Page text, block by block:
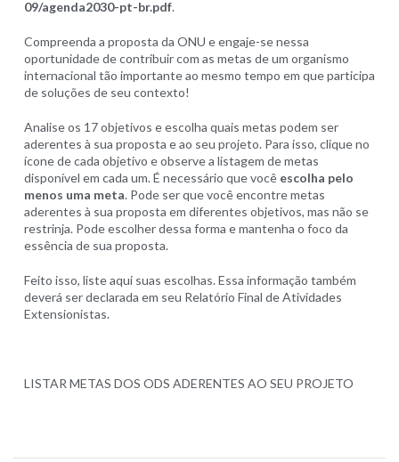
09/agenda2030-pt-br.pdf.
Compreenda a proposta da ONU e engaje-se nessa
oportunidade de contribuir com as metas de um organismo
internacional tão importante ao mesmo tempo em que participa
de soluções de seu contexto!
Analise os 17 objetivos e escolha quais metas podem ser
aderentes à sua proposta e ao seu projeto. Para isso, clique no
ícone de cada objetivo e observe a listagem de metas
disponível em cada um. É necessário que você escolha pelo
menos uma meta. Pode ser que você encontre metas
aderentes à sua proposta em diferentes objetivos, mas não se
restrinja. Pode escolher dessa forma e mantenha o foco da
essência de sua proposta.
Feito isso, liste aqui suas escolhas. Essa informação também
deverá ser declarada em seu Relatório Final de Atividades
Extensionistas.
LISTAR METAS DOS ODS ADERENTES AO SEU PROJETO